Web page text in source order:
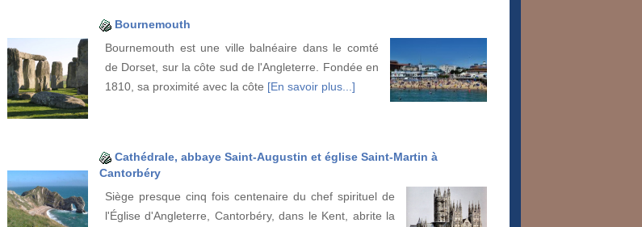
Bournemouth
Bournemouth est une ville balnéaire dans le comté
de Dorset, sur la côte sud de l'Angleterre. Fondée en
1810, sa proximité avec la côte [En savoir plus...]
Cathédrale, abbaye Saint-Augustin et église Saint-Martin à
Cantorbéry
Siège presque cinq fois centenaire du chef spirituel de
l'Église d'Angleterre, Cantorbéry, dans le Kent, abrite la